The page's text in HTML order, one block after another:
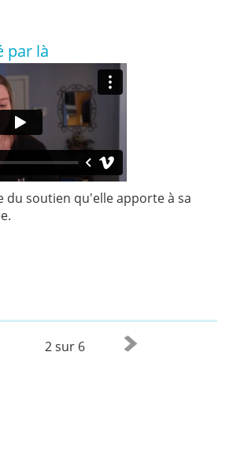
par là
du soutien qu'elle apporte à sa
2 sur 6